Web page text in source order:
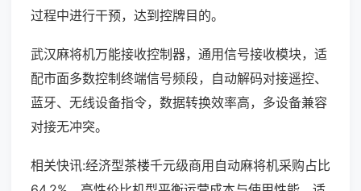
过程中进行干预，达到控牌目的。
武汉麻将机万能接收控制器，通用信号接收模块，适
配市面多数控制终端信号频段，自动解码对接遥控、
蓝牙、无线设备指令，数据转换效率高，多设备兼容
对接无冲突。
相关快讯:经济型茶楼千元级商用自动麻将机采购占比